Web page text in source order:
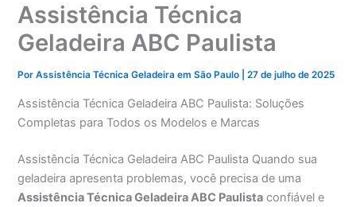
Assistência Técnica
Geladeira ABC Paulista
PorAssistência Técnica Geladeira em São Paulo |27 de julho de 2025
Assistência Técnica Geladeira ABC Paulista: Soluções
Completas para Todos os Modelos e Marcas
Assistência Técnica Geladeira ABC Paulista Quando sua
geladeira apresenta problemas, você precisa de uma
Assistência Técnica Geladeira ABC Paulista confiável e